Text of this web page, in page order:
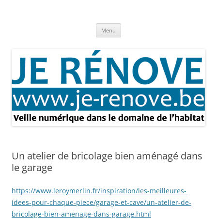
Menu
Un atelier de bricolage bien aménagé dans
le garage
https://www.leroymerlin.fr/inspiration/les-meilleures-
idees-pour-chaque-piece/garage-et-cave/un-atelier-de-
bricolage-bien-amenage-dans-garage.html